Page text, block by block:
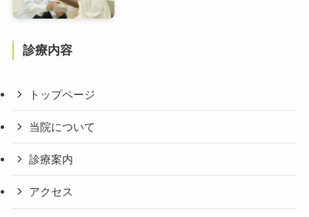
診療内容
トップページ
当院について
診療案内
アクセス